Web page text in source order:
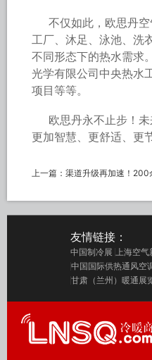
不仅如此，欧思丹
工厂、沐足、泳池、洗
不同形态下的热水需求
光学有限公司中央热水
项目等等。
欧思丹永不止步！
更加智慧、更舒适、更
上一篇： 渠道升级再加速！200
友情链接：
中国制冷展 上海空气
中国国际供热通风空
甘肃（兰州）暖通展